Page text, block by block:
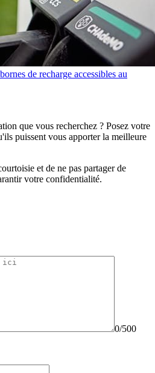
de recharge accessibles au
que vous recherchez ? Posez votre
puissent vous apporterla meilleure
et de ne pas partagerde
votre confidentialité.
0/500